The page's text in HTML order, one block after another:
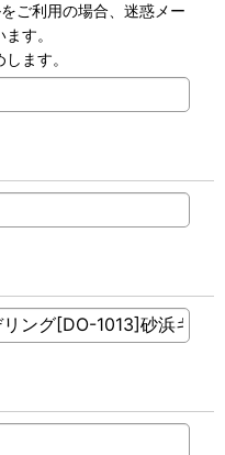
ご利用の場合、迷惑メー
す。
ます。